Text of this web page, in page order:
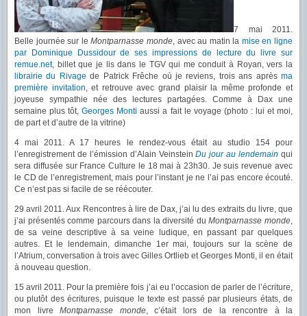
7 mai 2011.
Belle journée sur leMontparnasse monde, avec au matin la mise en ligne
par Dominique Dussidour de ses impressions de lecture du livre sur
remue.net, billet que je lis dans le TGV qui me conduit à Royan, vers la
librairie du Rivage de Patrick Frêche où je reviens, trois ans aprèsma
première invitation , et retrouve avec grand plaisir la même profonde et
joyeuse sympathie née des lectures partagées. Comme à Dax une
semaine plus tôt,Georges Monti aussi a fait le voyage (photo : lui et moi,
de part et d’autre de la vitrine)
4 mai 2011. A 17 heures le rendez-vous était au studio 154 pour
l’enregistrement de l’émission d’Alain VeinsteinDu jour au lendemain qui
sera diffusée sur France Culture le 18 mai à 23h30. Je suis revenue avec
le CD de l’enregistrement, mais pour l’instant je ne l’ai pas encore écouté.
Ce n’est pas si facile de se réécouter.
29 avril 2011. Aux Rencontres à lire de Dax, j’ai lu des extraits du livre, que
j’ai présentés comme parcours dans la diversité duMontparnasse monde
de sa veine descriptive à sa veine ludique, en passant par quelques
autres. Et le lendemain, dimanche 1er mai, toujours sur la scène de
l’Atrium, conversation à trois avec Gilles Ortlieb et Georges Monti, il en était
à nouveau question.
15 avril 2011. Pour la première fois j’ai eu l’occasion de parler de l’écriture,
ou plutôt des écritures, puisque le texte est passé par plusieurs états, de
mon livre Montparnasse monde, c’était lors de la rencontre à la